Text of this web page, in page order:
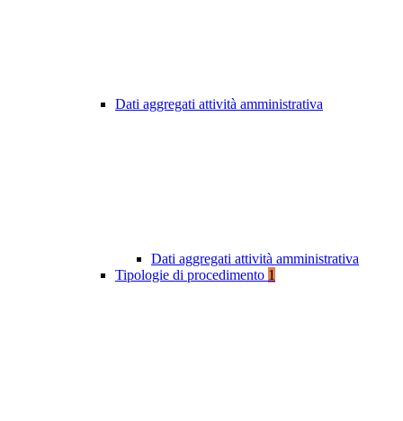
Dati aggregati attività amministrativa
Dati aggregati attività amministrativa
Tipologie di procedimento 1